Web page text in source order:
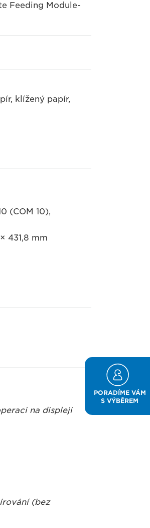
Feeding Module-
klížený papír,
(COM 10),
431,8 mm
na displeji
(bez
PORADÍME VÁM
S VÝBĚREM